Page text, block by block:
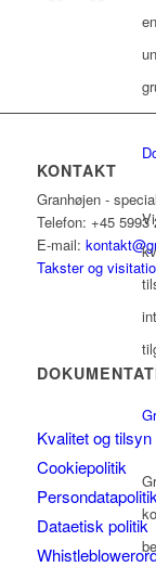
KONTAKT
Granhøjen -
Telefon: +45 5993
E-mail:
Takster og
Kvalitet og tilsyn
Cookiepolitik
Persondatapolitik
Dataetisk politik